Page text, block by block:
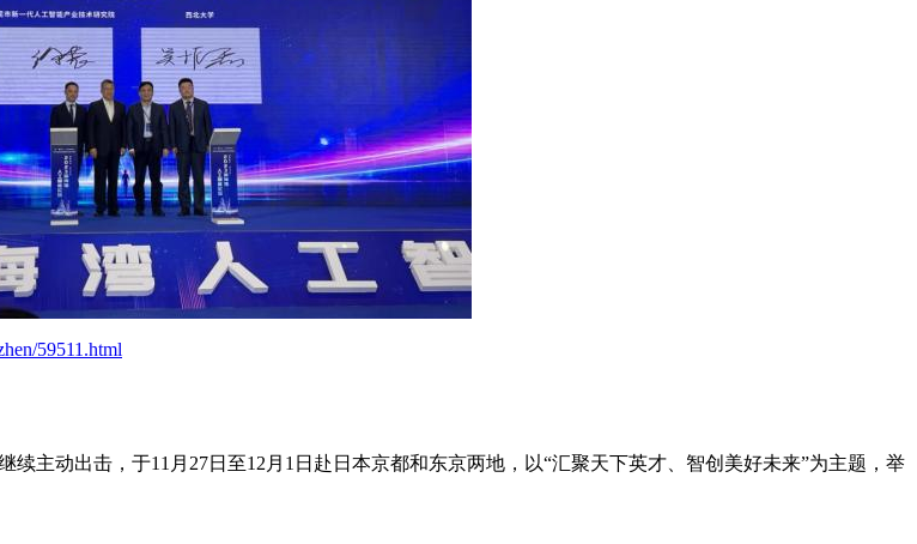
59511.html
主动出击，于11月27日至12月1日赴日本京都和东京两地，以“汇聚天下英才、智创美好未来”为主题，举